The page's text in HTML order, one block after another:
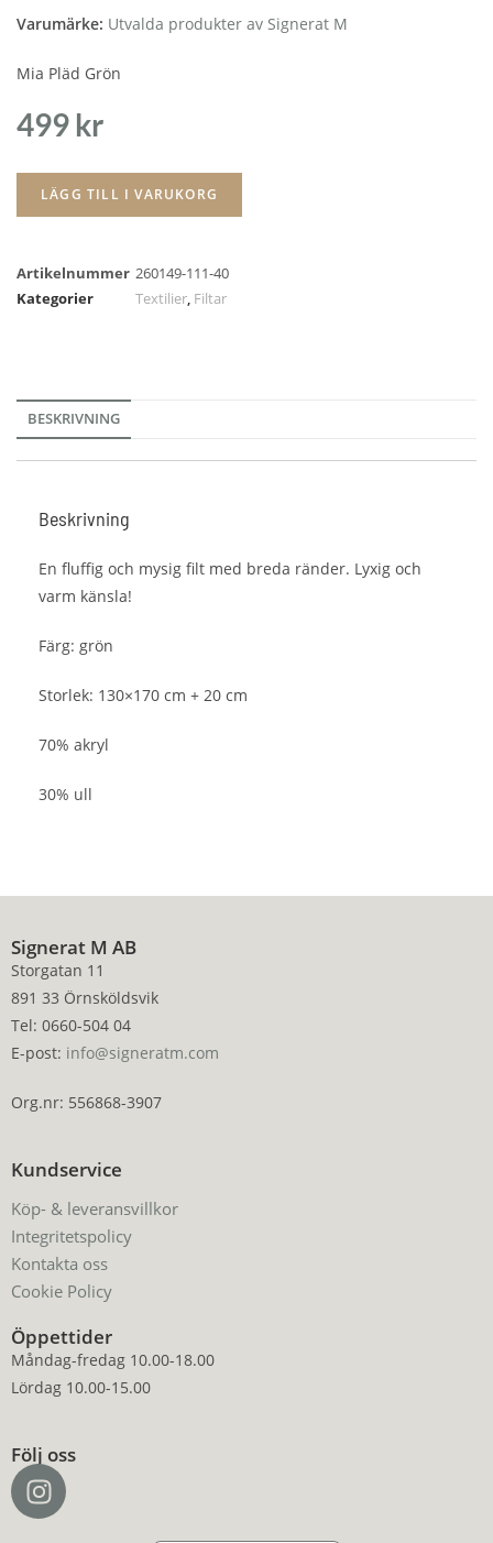
Varumärke: Utvalda produkter av Signerat M
Mia Pläd Grön
499 kr
LÄGG TILL I VARUKORG
Artikelnummer 260149-111-40
Kategorier
Textilier, Filtar
BESKRIVNING
Beskrivning
En fluffig och mysig filt med breda ränder. Lyxig och
varm känsla!
Färg: grön
Storlek: 130×170 cm + 20 cm
70% akryl
30% ull
Signerat M AB
Storgatan 11
891 33 Örnsköldsvik
Tel: 0660-504 04
E-post: info@signeratm.com
Org.nr: 556868-3907
Kundservice
Köp- & leveransvillkor
Integritetspolicy
Kontakta oss
Cookie Policy
Öppettider
Måndag-fredag 10.00-18.00
Lördag 10.00-15.00
Följ oss